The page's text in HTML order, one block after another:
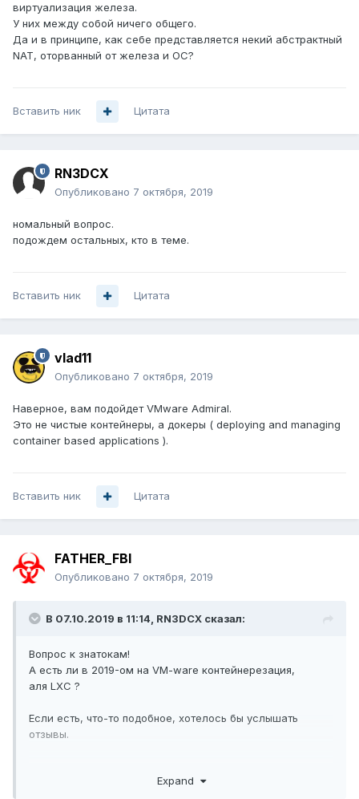
виртуализация железа.
У них между собой ничего общего.
Да и в принципе, как себе представляется некий абстрактный
NAT, оторванный от железа и ОС?
Вставить ник Цитата
RN3DCX
Опубликовано 7 октября, 2019
номальный вопрос.
подождем остальных, кто в теме.
Вставить ник Цитата
vlad11
Опубликовано 7 октября, 2019
Наверное, вам подойдет VMware Admiral.
Это не чистые контейнеры, а докеры ( deploying and managing
container based applications ).
Вставить ник Цитата
FATHER_FBI
Опубликовано 7 октября, 2019
В 07.10.2019 в 11:14, RN3DCX сказал:
Вопрос к знатокам!
А есть ли в 2019-ом на VM-ware контейнерезация,
аля LXC ?
Если есть, что-то подобное, хотелось бы услышать
отзывы.
дело целый сервер - жаба аркадьевна душит.
Expand